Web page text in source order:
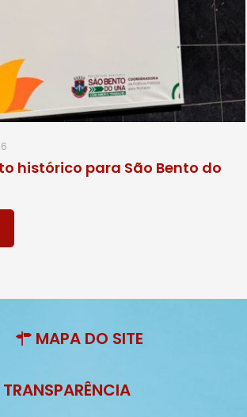
histórico para São Bento do
MAPA DO SITE
TRANSPARÊNCIA